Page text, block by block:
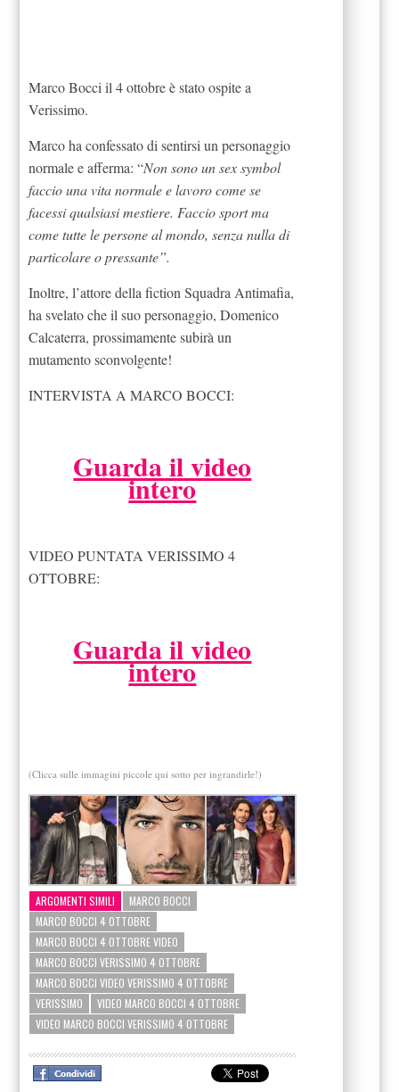
Marco Bocci il 4 ottobre è stato ospite a
Verissimo.
Marco ha confessato di sentirsi un personaggio
normale e afferma: “Non sono un sex symbol
faccio una vita normale e lavoro come se
facessi qualsiasi mestiere. Faccio sport ma
come tutte le persone al mondo, senza nulla di
particolare o pressante”.
Inoltre, l’attore della fiction Squadra Antimafia,
ha svelato che il suo personaggio, Domenico
Calcaterra, prossimamente subirà un
mutamento sconvolgente!
INTERVISTA A MARCO BOCCI:
Guarda il video
intero
VIDEO PUNTATA VERISSIMO 4
OTTOBRE:
Guarda il video
intero
(Clicca sulle immagini piccole qui sotto per ingrandirle!)
ARGOMENTI SIMILI
MARCO BOCCI
MARCO BOCCI 4 OTTOBRE
MARCO BOCCI 4 OTTOBRE VIDEO
MARCO BOCCI VERISSIMO 4 OTTOBRE
MARCO BOCCI VIDEO VERISSIMO 4 OTTOBRE
VERISSIMO
VIDEO MARCO BOCCI 4 OTTOBRE
VIDEO MARCO BOCCI VERISSIMO 4 OTTOBRE